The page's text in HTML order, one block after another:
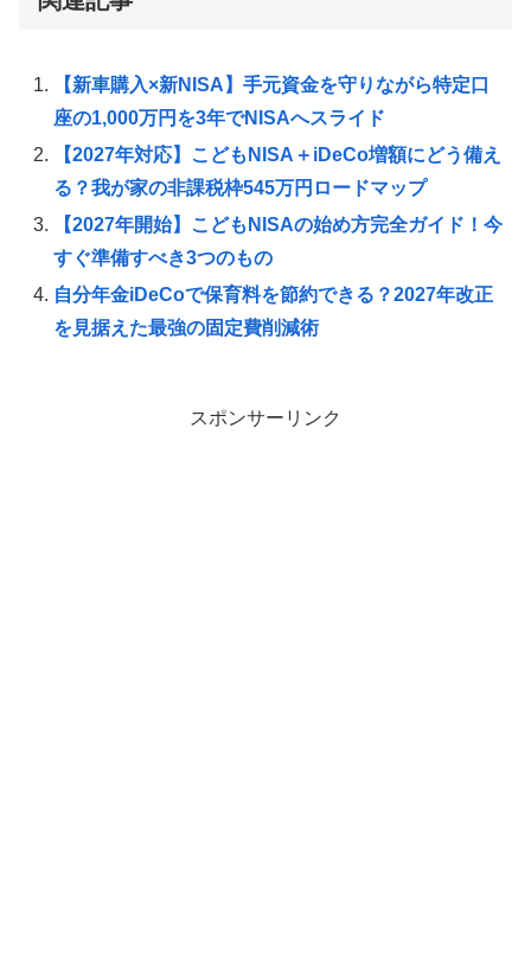
【新車購入×新NISA】手元資金を守りながら特定口
座の1,000万円を3年でNISAへスライド
【2027年対応】こどもNISA＋iDeCo増額にどう備え
る？我が家の非課税枠545万円ロードマップ
【2027年開始】こどもNISAの始め方完全ガイド！今
すぐ準備すべき3つのもの
自分年金iDeCoで保育料を節約できる？2027年改正
を見据えた最強の固定費削減術
スポンサーリンク